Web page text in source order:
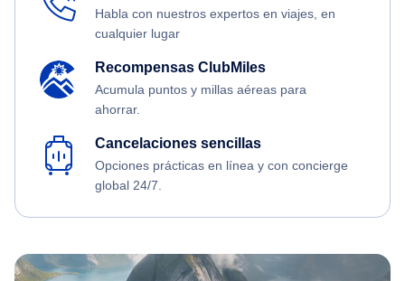
Habla con nuestros expertos en viajes, en
cualquier lugar
Recompensas ClubMiles
Acumula puntos y millas aéreas para
ahorrar.
Cancelaciones sencillas
Opciones prácticas en línea y con concierge
global 24/7.